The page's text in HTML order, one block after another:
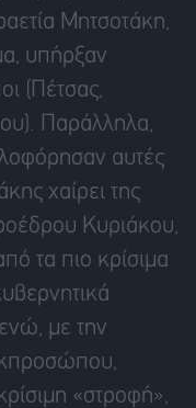
Μητσοτάκη,
υπήρξαν
(Πέτσας,
Παράλληλα,
αυτές
χαίρει της
Κυριάκου,
τα πιο κρίσιμα
με την
«στροφή»,